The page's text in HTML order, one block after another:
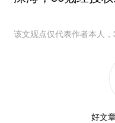
该文观点仅代表作者本人
好文